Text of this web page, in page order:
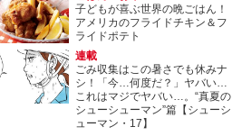
子どもが喜ぶ世界の晩ごはん！
アメリカのフライドチキン＆フ
ライドポテト
連載
ごみ収集はこの暑さでも休みナ
シ！「今…何度だ？」ヤバい…
これはマジでヤバい…。“真夏の
シューシューマン”篇【シューシ
ューマン・17】